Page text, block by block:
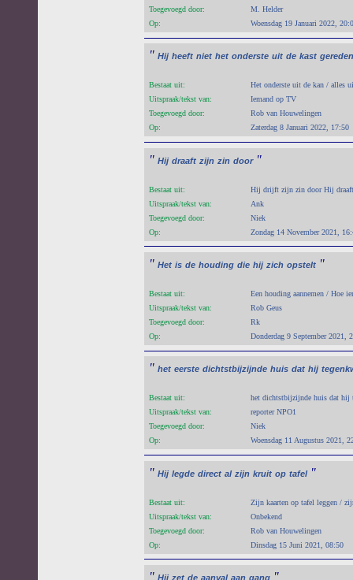
Toegevoegd door:
M. Helder
Op:
Woensdag 19 Januari 2022,
" Hij heeft niet het onderste uit de kast gereden
Bestaat uit:
Het onderste uit de kan / alles
Uitspraak/tekst van:
Iemand op TV
Toegevoegd door:
Rob van Houwelingen
Op:
Zaterdag 8 Januari 2022, 17:50
" Hij draaft zijn zin door "
Bestaat uit:
Hij drijft zijn zin door Hij
Uitspraak/tekst van:
Ank
Toegevoegd door:
Niek
Op:
Zondag 14 November 2021,
" Het is de houding die hij zich opstelt "
Bestaat uit:
Een houding aannemen / Hoe
Uitspraak/tekst van:
Rob Geus
Toegevoegd door:
Rk
Op:
Donderdag 9 September 2021,
" het eerste dichtstbijzijnde huis dat hij
Bestaat uit:
het dichtstbijzijnde huis dat hij
Uitspraak/tekst van:
reporter NPO1
Toegevoegd door:
Niek
Op:
Woensdag 11 Augustus 2021,
" Hij legde direct al zijn kruit op tafel "
Bestaat uit:
Zijn kaarten op tafel leggen /
Uitspraak/tekst van:
Onbekend
Toegevoegd door:
Rob van Houwelingen
Op:
Dinsdag 15 Juni 2021, 08:50
" Hij zet de aanval aan gang "